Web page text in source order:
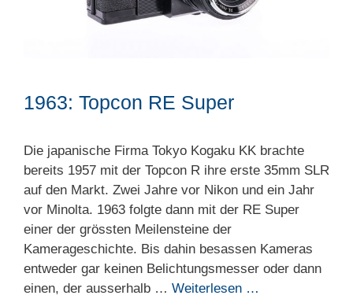
1963: Topcon RE Super
Die japanische Firma Tokyo Kogaku KK brachte
bereits 1957 mit der Topcon R ihre erste 35mm SLR
auf den Markt. Zwei Jahre vor Nikon und ein Jahr
vor Minolta. 1963 folgte dann mit der RE Super
einer der grössten Meilensteine der
Kamerageschichte. Bis dahin besassen Kameras
entweder gar keinen Belichtungsmesser oder dann
einen, der ausserhalb … Weiterlesen …